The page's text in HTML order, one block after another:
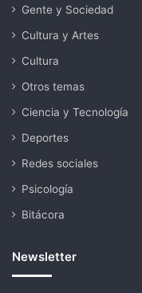
Gente y Sociedad
Cultura y Artes
Cultura
Otros temas
Ciencia y Tecnología
Deportes
Redes sociales
Psicología
Bitácora
Newsletter